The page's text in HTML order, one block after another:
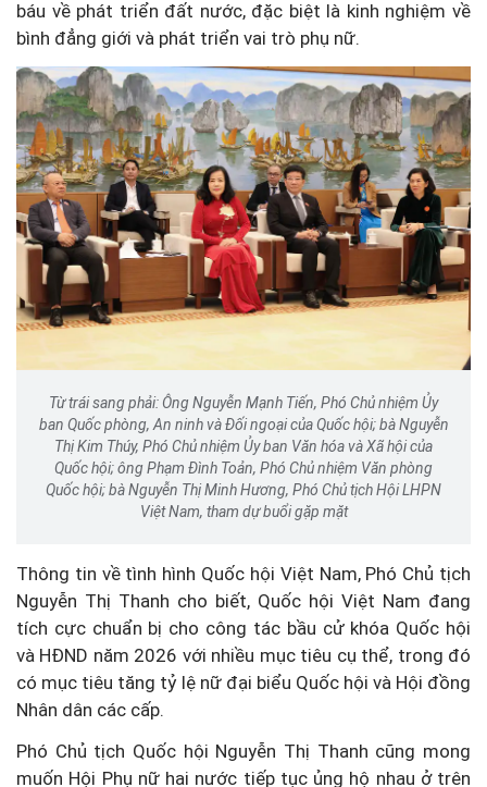
báu về phát triển đất nước, đặc biệt là kinh nghiệm về
bình đẳng giới và phát triển vai trò phụ nữ.
Từ trái sang phải: Ông Nguyễn Mạnh Tiến, Phó Chủ nhiệm Ủy
ban Quốc phòng, An ninh và Đối ngoại của Quốc hội; bà Nguyễn
Thị Kim Thúy, Phó Chủ nhiệm Ủy ban Văn hóa và Xã hội của
Quốc hội; ông Phạm Đình Toản, Phó Chủ nhiệm Văn phòng
Quốc hội; bà Nguyễn Thị Minh Hương, Phó Chủ tịch Hội LHPN
Việt Nam, tham dự buổi gặp mặt
Thông tin về tình hình Quốc hội Việt Nam, Phó Chủ tịch
Nguyễn Thị Thanh cho biết, Quốc hội Việt Nam đang
tích cực chuẩn bị cho công tác bầu cử khóa Quốc hội
và HĐND năm 2026 với nhiều mục tiêu cụ thể, trong đó
có mục tiêu tăng tỷ lệ nữ đại biểu Quốc hội và Hội đồng
Nhân dân các cấp.
Phó Chủ tịch Quốc hội Nguyễn Thị Thanh cũng mong
muốn Hội Phụ nữ hai nước tiếp tục ủng hộ nhau ở trên